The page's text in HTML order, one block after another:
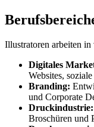
Illustratoren arbeiten
Digitales
Websites,
Branding:
und Corporate
Druckindustrie:
Broschüren und